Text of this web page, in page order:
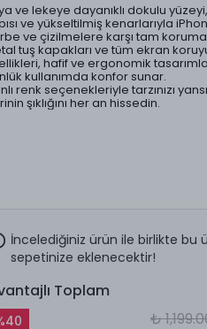
ve lekeye dayanıklı dokulu
ve yükseltilmiş kenarlarıyla
ve çizilmelere karşı tam
tuş kapakları ve tüm ekran
hafif ve ergonomik
kullanımda konfor sunar.
renk seçenekleriyle tarzınızı
şıklığını her an hissedin.
İncelediğiniz ürün ile birlikte bu
sepetinize eklenecektir!
Toplam
40 ₺